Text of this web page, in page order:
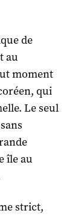
de
au
moment
qui
Le seul
île au
strict,